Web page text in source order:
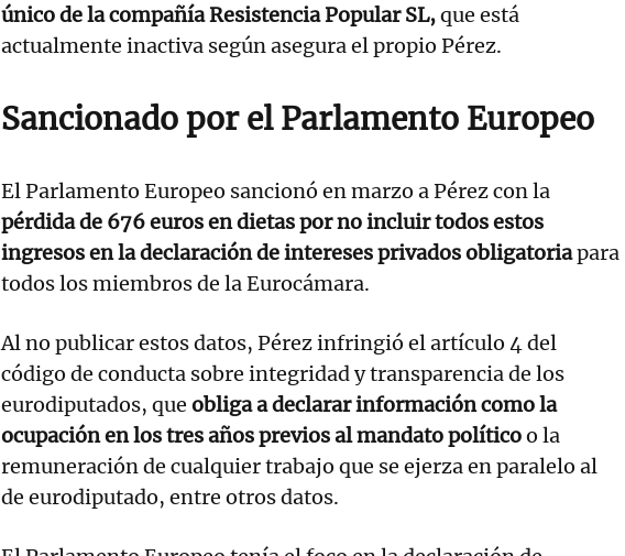
único de la compañía Resistencia Popular SL,que está
actualmente inactiva según asegura el propio Pérez.
Sancionado por el Parlamento Europeo
El Parlamento Europeo sancionó en marzo a Pérez con la
pérdida de 676 euros en dietas por no incluir todos estos
ingresos en la declaración de intereses privados obligatoriapara
todos los miembros de la Eurocámara.
Al no publicar estos datos, Pérez infringió el artículo 4 del
código de conducta sobre integridad y transparencia de los
eurodiputados, que obliga a declarar información como la
ocupación en los tres años previos al mandato políticoo la
remuneración de cualquier trabajo que se ejerza en paralelo al
de eurodiputado, entre otros datos.